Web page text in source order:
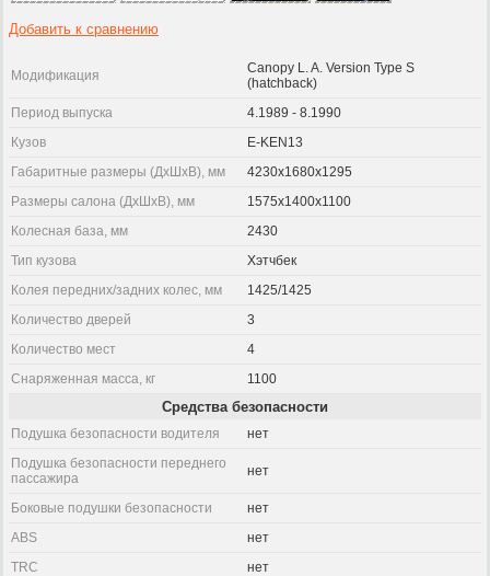
Добавить к сравнению
Модификация
Canopy L. A. Version Type S
(hatchback)
Период выпуска
4.1989 - 8.1990
Кузов
E-KEN13
Габаритные размеры (ДхШхВ), мм
4230x1680x1295
Размеры салона (ДхШхВ), мм
1575x1400x1100
Колесная база, мм
2430
Тип кузова
Хэтчбек
Колея передних/задних колес, мм
1425/1425
Количество дверей
3
Количество мест
4
Снаряженная масса, кг
1100
Средства безопасности
Подушка безопасности водителя
нет
Подушка безопасности переднего
пассажира
нет
Боковые подушки безопасности
нет
ABS
нет
TRC
нет